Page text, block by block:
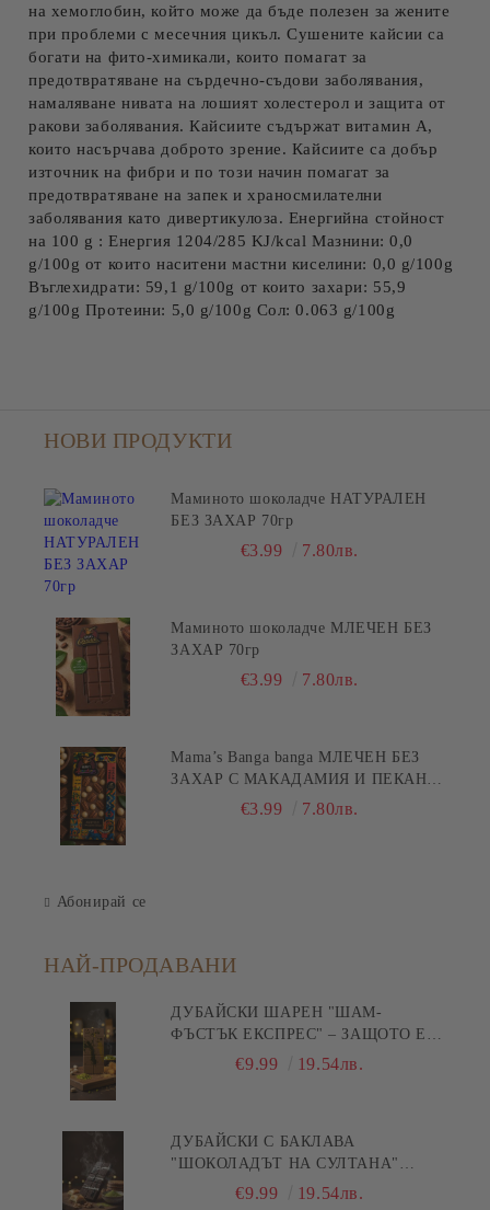
на хемоглобин, който може да бъде полезен за жените
при проблеми с месечния цикъл. Сушените кайсии са
богати на фито-химикали, които помагат за
предотвратяване на сърдечно-съдови заболявания,
намаляване нивата на лошият холестерол и защита от
ракови заболявания. Кайсиите съдържат витамин А,
които насърчава доброто зрение. Кайсиите са добър
източник на фибри и по този начин помагат за
предотвратяване на запек и храносмилателни
заболявания като дивертикулоза. Енергийна стойност
на 100 g : Енергия 1204/285 KJ/kcal Мазнини: 0,0
g/100g от които наситени мастни киселини: 0,0 g/100g
Въглехидрати: 59,1 g/100g от които захари: 55,9
g/100g Протеини: 5,0 g/100g Сол: 0.063 g/100g
НОВИ ПРОДУКТИ
Маминото шоколадче НАТУРАЛЕН
БЕЗ ЗАХАР 70гр
€3.99 7.80лв.
Маминото шоколадче МЛЕЧЕН БЕЗ
ЗАХАР 70гр
€3.99 7.80лв.
Mama’s Banga banga МЛЕЧЕН БЕЗ
ЗАХАР С МАКАДАМИЯ И ПЕКАН
€3.99 7.80лв.
Абонирай се
НАЙ-ПРОДАВАНИ
ДУБАЙСКИ ШАРЕН "ШАМ-
ФЪСТЪК ЕКСПРЕС" – ЗАЩОТО Е
БЪРЗА ПИСТА КЪМ
€9.99 19.54лв.
ДУБАЙСКИ С БАКЛАВА
"ШОКОЛАДЪТ НА СУЛТАНА"
€9.99 19.54лв.